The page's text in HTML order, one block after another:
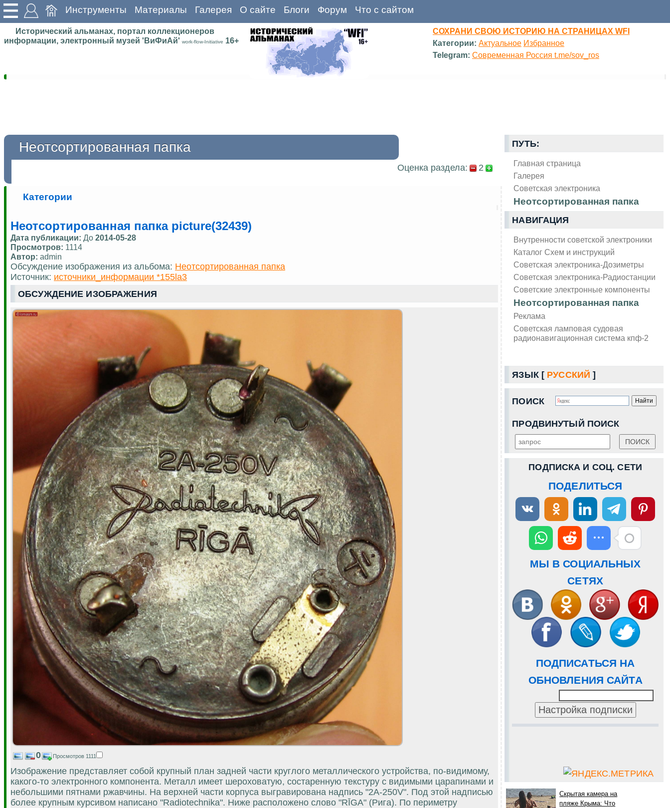
Инструменты Материалы Галерея О сайте Блоги Форум Что с сайтом
Исторический альманах, портал коллекционеров
информации, электронный музей 'ВиФиАй' work-flow-Initiative 16+
СОХРАНИ СВОЮ ИСТОРИЮ НА СТРАНИЦАХ WFI
Категории: Актуальное Избранное
Telegram: Современная Россия t.me/sov_ros
ПУТЬ:
Главная страница
Галерея
Советская электроника
Неотсортированная папка
НАВИГАЦИЯ
Внутренности советской электроники
Каталог Схем и инструкций
Советская электроника-Дозиметры
Советская электроника-Радиостанции
Советские электронные компоненты
Неотсортированная папка
Реклама
Советская ламповая судовая
радионавигационная система кпф-2
ЯЗЫК [ РУССКИЙ ]
ПОИСК
ПРОДВИНУТЫЙ ПОИСК
ПОДПИСКА И СОЦ. СЕТИ
ПОДЕЛИТЬСЯ
МЫ В СОЦИАЛЬНЫХ
СЕТЯХ
ПОДПИСАТЬСЯ НА
ОБНОВЛЕНИЯ САЙТА
Скрытая камера на
пляже Крыма: Что
Неотсортированная папка
Оценка раздела: 2
Категории
Неотсортированная папка picture(32439)
Дата публикации: До 2014-05-28
Просмотров: 1114
Автор: admin
Обсуждение изображения из альбома: Неотсортированная папка
Источник: источники_информации *155la3
ОБСУЖДЕНИЕ ИЗОБРАЖЕНИЯ
0 Просмотров 1111
Изображение представляет собой крупный план задней части круглого металлического устройства, по-видимому,
какого-то электронного компонента. Металл имеет шероховатую, состаренную текстуру с видимыми царапинами и
небольшими пятнами ржавчины. На верхней части корпуса выгравирована надпись "2A-250V". Под этой надписью
более крупным курсивом написано "Radiotechnika". Ниже расположено слово "RĪGA" (Рига). По периметру